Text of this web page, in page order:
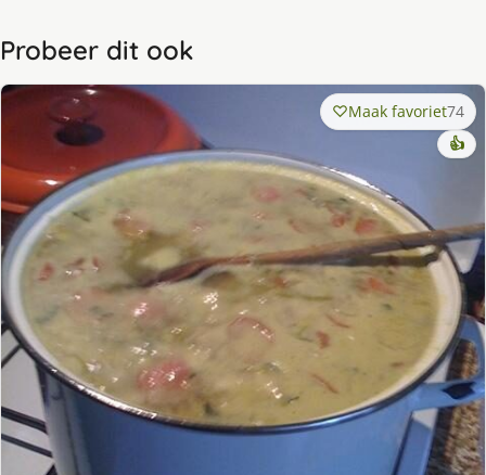
Probeer dit ook
Maak favoriet74
👍